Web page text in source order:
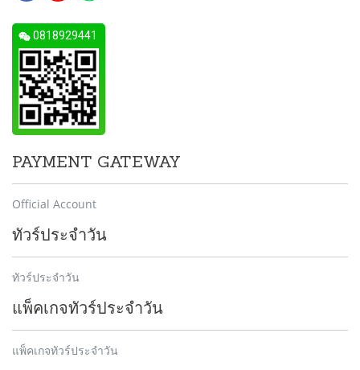
0818929441
PAYMENT GATEWAY
Official Account
ทัวร์ประจำวัน
ทัวร์ประจำวัน
แพ็คเกจทัวร์ประจำวัน
แพ็คเกจทัวร์ประจำวัน